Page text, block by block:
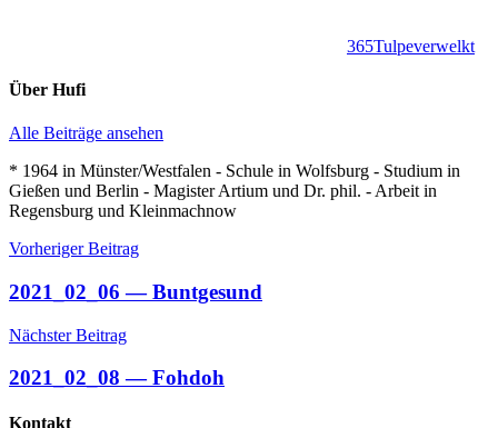
365Tulpeverwelkt
Über Hufi
Alle Beiträge ansehen
* 1964 in Münster/Westfalen - Schule in Wolfsburg - Studium in
Gießen und Berlin - Magister Artium und Dr. phil. - Arbeit in
Regensburg und Kleinmachnow
Beitragsnavigation
Vorheriger Beitrag
2021_02_06 — Buntgesund
Nächster Beitrag
2021_02_08 — Fohdoh
Kontakt